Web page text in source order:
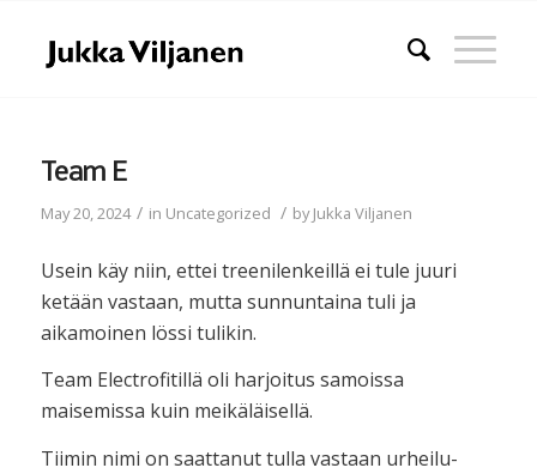
Team E
May 20, 2024 / in Uncategorized / byJukka Viljanen
Usein käy niin, ettei treenilenkeillä ei tule juuri
ketään vastaan, mutta sunnuntaina tuli ja
aikamoinen lössi tulikin.
Team Electrofitillä oli harjoitus samoissa
maisemissa kuin meikäläisellä.
Tiimin nimi on saattanut tulla vastaan urheilu-